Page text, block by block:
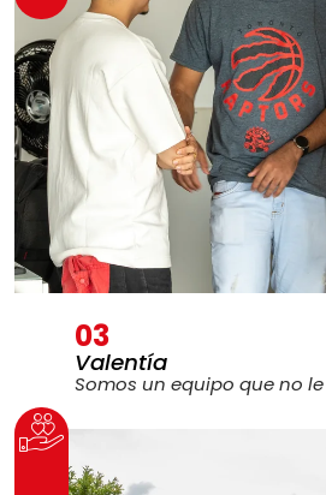
03
Valentía
Somos un equipo que no